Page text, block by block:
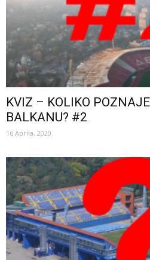
KVIZ – KOLIKO
BALKANU? #2
16 Aprila, 2020